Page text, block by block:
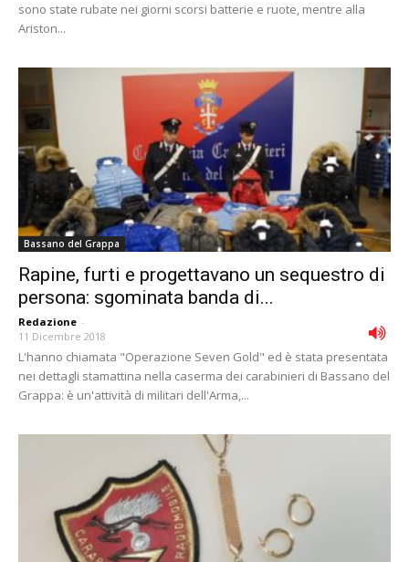
sono state rubate nei giorni scorsi batterie e ruote, mentre alla
Ariston...
Bassano del Grappa
Rapine, furti e progettavano un sequestro di
persona: sgominata banda di...
Redazione -
11 Dicembre 2018
L'hanno chiamata "Operazione Seven Gold" ed è stata presentata
nei dettagli stamattina nella caserma dei carabinieri di Bassano del
Grappa: è un'attività di militari dell'Arma,...